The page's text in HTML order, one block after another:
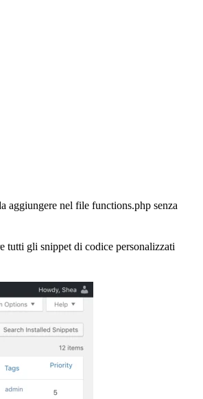
aggiungere nel file functions.php senza
tutti gli snippet di codice personalizzati